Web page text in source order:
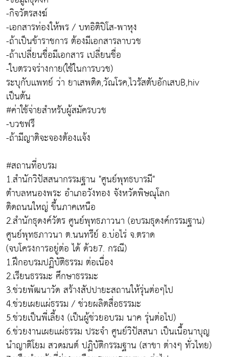
-กิจวัตรสงฆ์
-เอกสารท่องให้พร / บทอิติปิโส-พาหุง
-ถ้าเป็นข้าราชการ ต้องมีเอกสารลาบวช
-ถ้าเปลี่ยนชื่อมีเอกสาร เปลี่ยนชื่อ
-ใบตรวจร่างกาย(ใช้ในการบวช)
ระบุกับเเพทย์ ว่า ยาเสพติด,วัณโรค,ไวรัสตับอักเสบB,hiv
เป็นต้น
#ค่าใช้จ่ายสำหรับผู้สมัครบวช
-บวชฟรี
-ถ้ามีญาติจะจองต้องเเจ้ง
#สถานที่อบรม
1.สำนักวิปัสสนากรรมฐาน "ศูนย์พุทธบารมี"
ตำบลหนองพระ อำเภอวังทอง จังหวัดพิษณุโลก
ติดถนนใหญ่ ขึ้นภาคเหนือ
2.สำนักธุดงค์วัตร ศูนย์พุทธภาวนา (อบรมธุดงค์กรรมฐาน)
ศูนย์พุทธภาวนา ต.นนทรีย์ อ.บ่อไร่ จ.ตราด
(จบโครงการอยู่ต่อ ได้ ด้วย7. กรณี)
1.ฝึกอบรมปฏิบัติธรรม ต่อเนื่อง
2.เรียนธรรมะ ศึกษาธรรมะ
3.ช่วยพัฒนาวัด สร้างสัปปายะสถานให้รุ่นต่อๆไป
4.ช่วยเผยเเผ่ธรรม / ช่วยผลิตสื่อธรรมะ
5.ช่วยเป็นพี่เลี้ยง (เป็นผู้ช่วยอบรม นาค รุ่นต่อไป)
6.ช่วยงานเผยเเผ่ธรรม ประจำ ศูนย์วิปัสสนา เป็นเนื้อนาบุญ
นำญาติโยม สวดมนต์ ปฏิบัติกรรมฐาน (สาขา ต่างๆ ทั่วไทย)